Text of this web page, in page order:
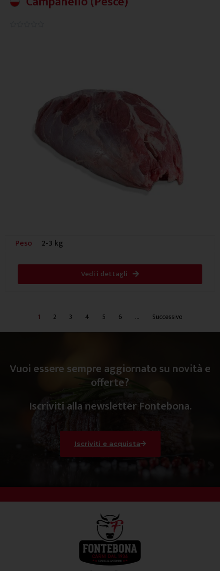
Peso 2-3 kg
Vedi i dettagli
1 2 3 4 5 6 … Successivo
Vuoi essere sempre aggiornato su novità e
offerte?
Iscriviti alla newsletter Fontebona.
Iscriviti e acquista